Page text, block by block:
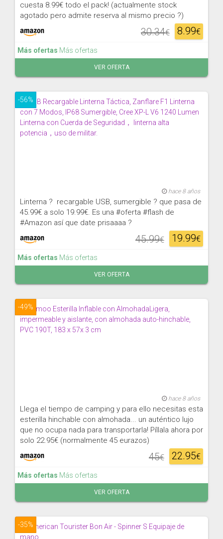
cuesta 8.99€ todo el pack! (actualmente stock
agotado pero admite reserva al mismo precio ?)
8.99€
30.34€
Más ofertas Más ofertas
VER OFERTA
-56%
hace 8 años
Linterna ? recargable USB, sumergible ? que pasa de
45.99€ a solo 19.99€. Es una #oferta #flash de
#Amazon así que date prisaaaa ?
19.99€
45.99€
Más ofertas Más ofertas
VER OFERTA
-49%
hace 8 años
Llega el tiempo de camping y para ello necesitas esta
esterilla hinchable con almohada... un auténtico lujo
que no ocupa nada para transportarla! Píllala ahora por
solo 22.95€ (normalmente 45 eurazos)
22.95€
45€
Más ofertas Más ofertas
VER OFERTA
-35%